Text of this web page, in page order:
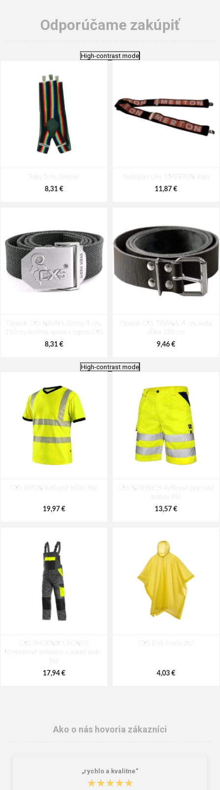
Odporúčame zakúpiť
High-contrast mode
Traky 5cm, farebné
8,31 €
Australian Line EMERTON traky
11,87 €
Opasok CXS NAVAH, čierny, 4 cm,
150cm, textilný, spona s logom CXS
8,31 €
Opasok CXS TWANA, 4 cm, koža,
dĺžka 150 cm
9,46 €
12,51 € 10,47 €
High-contrast mode
CXS RIPON Reflexné tričko žlté
19,97 €
CXS NORWICH Reflexné pracovné
kraťasy žlté
13,57 €
CXS PHOENIX CRONOS
Montérkové nohavice s trakmi šedo-
žlté
17,94 €
CXS EVA Pončo žlté
4,03 €
Ako o nás hovoria zákazníci
„rychlo a kvalitne“
★★★★★
★★★★★